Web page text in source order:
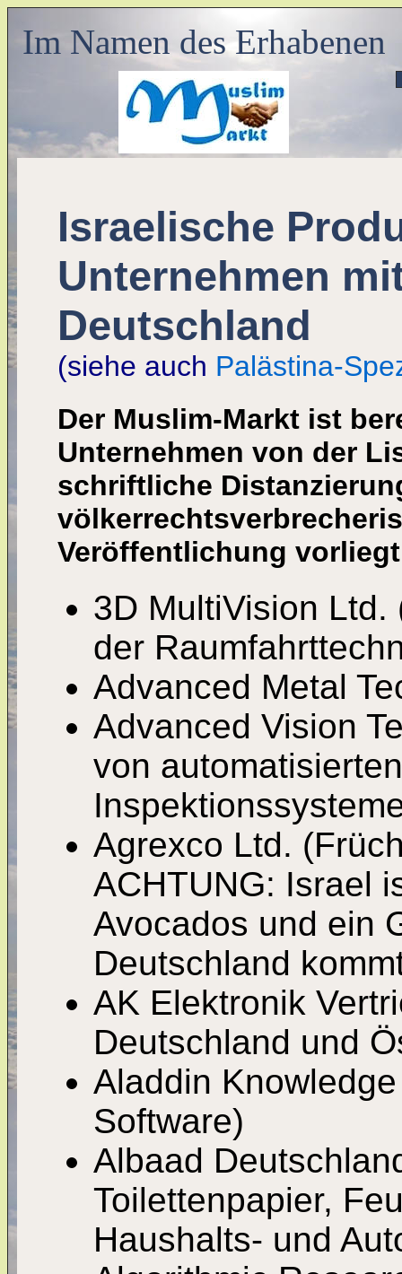
Im Namen des Erhabenen
Israelische
Unternehmen
Deutschland
(siehe auch Palästina-
Der Muslim-Markt ist
Unternehmen von der
schriftliche
Veröffentlichung
3D MultiVision
der
Advanced Metal
Advanced Vision
von
Agrexco Ltd.
ACHTUNG: Israel
Avocados und ein
Deutschland
AK Elektronik
Deutschland und
Aladdin
Software)
Albaad
Toilettenpapier,
Haushalts- und